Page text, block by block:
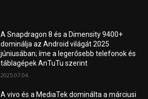
A Snapdragon 8 és a Dimensity 9400+
dominálja az Android világát 2025
júniusában; íme a legerősebb telefonok és
táblagépek AnTuTu szerint
2025.07.04.
A vivo és a MediaTek dominálta a márciusi